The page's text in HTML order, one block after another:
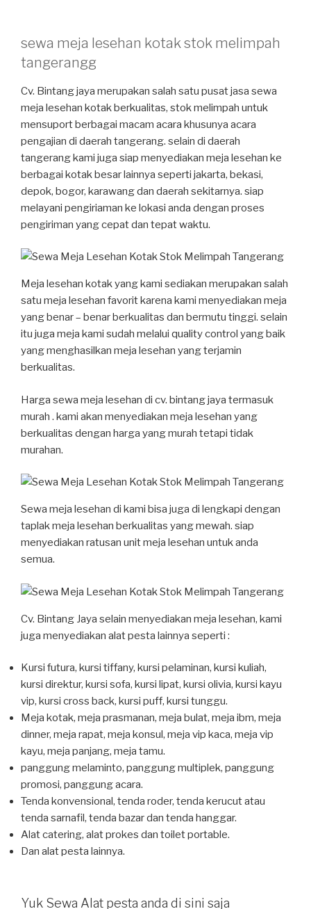
sewa meja lesehan kotak stok melimpah
tangerangg
Cv. Bintang jaya merupakan salah satu pusat jasa sewa
meja lesehan kotak berkualitas, stok melimpah untuk
mensuport berbagai macam acara khusunya acara
pengajian di daerah tangerang. selain di daerah
tangerang kami juga siap menyediakan meja lesehan ke
berbagai kotak besar lainnya seperti jakarta, bekasi,
depok, bogor, karawang dan daerah sekitarnya. siap
melayani pengiriaman ke lokasi anda dengan proses
pengiriman yang cepat dan tepat waktu.
Meja lesehan kotak yang kami sediakan merupakan salah
satu meja lesehan favorit karena kami menyediakan meja
yang benar – benar berkualitas dan bermutu tinggi. selain
itu juga meja kami sudah melalui quality control yang baik
yang menghasilkan meja lesehan yang terjamin
berkualitas.
Harga sewa meja lesehan di cv. bintang jaya termasuk
murah . kami akan menyediakan meja lesehan yang
berkualitas dengan harga yang murah tetapi tidak
murahan.
Sewa meja lesehan di kami bisa juga di lengkapi dengan
taplak meja lesehan berkualitas yang mewah. siap
menyediakan ratusan unit meja lesehan untuk anda
semua.
Cv. Bintang Jaya selain menyediakan meja lesehan, kami
juga menyediakan alat pesta lainnya seperti :
Kursi futura, kursi tiffany, kursi pelaminan, kursi kuliah,
kursi direktur, kursi sofa, kursi lipat, kursi olivia, kursi kayu
vip, kursi cross back, kursi puff, kursi tunggu.
Meja kotak, meja prasmanan, meja bulat, meja ibm, meja
dinner, meja rapat, meja konsul, meja vip kaca, meja vip
kayu, meja panjang, meja tamu.
panggung melaminto, panggung multiplek, panggung
promosi, panggung acara.
Tenda konvensional, tenda roder, tenda kerucut atau
tenda sarnafil, tenda bazar dan tenda hanggar.
Alat catering, alat prokes dan toilet portable.
Dan alat pesta lainnya.
Yuk Sewa Alat pesta anda di sini saja